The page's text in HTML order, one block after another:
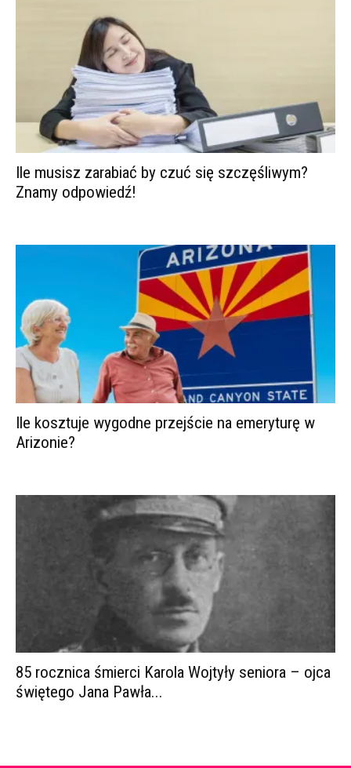
Ile musisz zarabiać by czuć się szczęśliwym?
Znamy odpowiedź!
Ile kosztuje wygodne przejście na emeryturę w
Arizonie?
85 rocznica śmierci Karola Wojtyły seniora – ojca
świętego Jana Pawła...